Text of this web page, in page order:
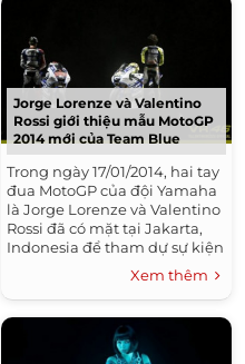
Jorge Lorenze và Valentino
Rossi giới thiệu mẫu MotoGP
2014 mới của Team Blue
Trong ngày 17/01/2014, hai tay
đua MotoGP của đội Yamaha
là Jorge Lorenze và Valentino
Rossi đã có mặt tại Jakarta,
Indonesia để tham dự sự kiện
giới thiệu mẫu MotoGP 2014
mới của Team Blue. Hai tay
đua này cũng đã...
Xem thêm